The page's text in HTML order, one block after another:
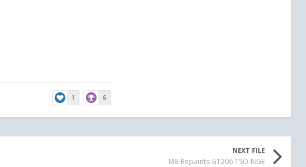
1 6
NEXT FILE
MB Repaints G1206 TSO-NGE